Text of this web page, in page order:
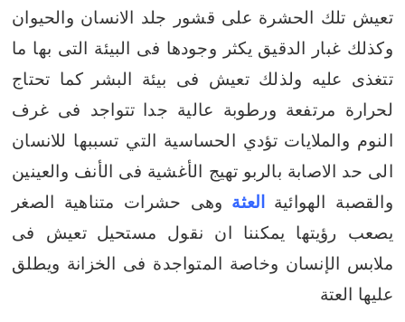
تعيش تلك الحشرة على قشور جلد الانسان والحيوان
وكذلك غبار الدقيق يكثر وجودها فى البيئة التى بها ما
تتغذى عليه ولذلك تعيش فى بيئة البشر
كما تحتاج
لحرارة مرتفعة ورطوبة عالية جدا
تتواجد فى غرف
النوم والملايات تؤدي الحساسية التي تسببها للانسان
الى حد الاصابة بالربو تهيج الأغشية فى الأنف والعينين
والقصبة الهوائية
العثة وهى حشرات متناهية الصغر
يصعب رؤيتها يمكننا ان نقول مستحيل تعيش فى
ملابس الإنسان وخاصة المتواجدة فى الخزانة ويطلق
عليها العتة